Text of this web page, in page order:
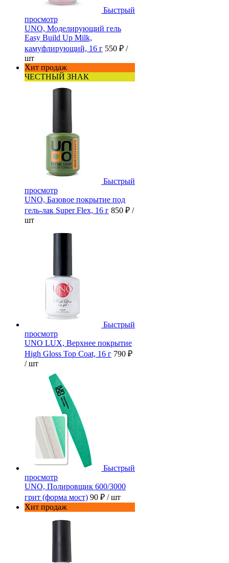
Быстрый
просмотр
UNO, Моделирующий гель
Easy Build Up Milk,
камуфлирующий, 16 г 550 ₽ /
шт
Хит продаж
ЧЕСТНЫЙ ЗНАК
Быстрый
просмотр
UNO, Базовое покрытие под
гель-лак Super Flex, 16 г 850 ₽ /
шт
Быстрый
просмотр
UNO LUX, Верхнее покрытие
High Gloss Top Coat, 16 г 790 ₽
/ шт
Быстрый
просмотр
UNO, Полировщик 600/3000
грит (форма мост) 90 ₽ / шт
Хит продаж